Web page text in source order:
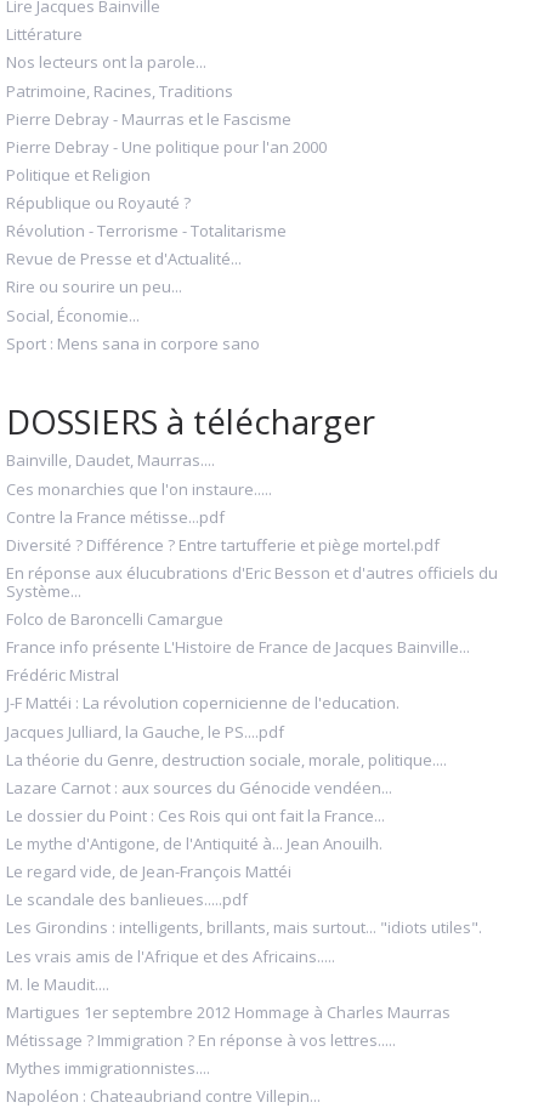
Lire Jacques Bainville
Littérature
Nos lecteurs ont la parole...
Patrimoine, Racines, Traditions
Pierre Debray - Maurras et le Fascisme
Pierre Debray - Une politique pour l'an 2000
Politique et Religion
République ou Royauté ?
Révolution - Terrorisme - Totalitarisme
Revue de Presse et d'Actualité...
Rire ou sourire un peu...
Social, Économie...
Sport : Mens sana in corpore sano
DOSSIERS à télécharger
Bainville, Daudet, Maurras....
Ces monarchies que l'on instaure.....
Contre la France métisse...pdf
Diversité ? Différence ? Entre tartufferie et piège mortel.pdf
En réponse aux élucubrations d'Eric Besson et d'autres officiels du
Système...
Folco de Baroncelli Camargue
France info présente L'Histoire de France de Jacques Bainville...
Frédéric Mistral
J-F Mattéi : La révolution copernicienne de l'education.
Jacques Julliard, la Gauche, le PS....pdf
La théorie du Genre, destruction sociale, morale, politique....
Lazare Carnot : aux sources du Génocide vendéen...
Le dossier du Point : Ces Rois qui ont fait la France...
Le mythe d'Antigone, de l'Antiquité à... Jean Anouilh.
Le regard vide, de Jean-François Mattéi
Le scandale des banlieues.....pdf
Les Girondins : intelligents, brillants, mais surtout... "idiots utiles".
Les vrais amis de l'Afrique et des Africains.....
M. le Maudit....
Martigues 1er septembre 2012 Hommage à Charles Maurras
Métissage ? Immigration ? En réponse à vos lettres.....
Mythes immigrationnistes....
Napoléon : Chateaubriand contre Villepin...